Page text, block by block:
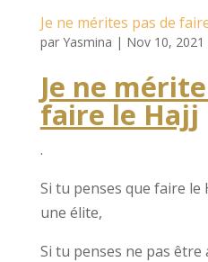
Je ne mérites pas de
par Yasmina | Nov 10, 2021
Je ne
faire le Hajj
.
Si tu penses que faire le
une élite,
Si tu penses ne pas